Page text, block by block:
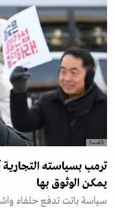
(أ.ف.ب)
ترمب بسياسته
يمكن الوثوق بها
سياسة باتت تدفع حلفاء